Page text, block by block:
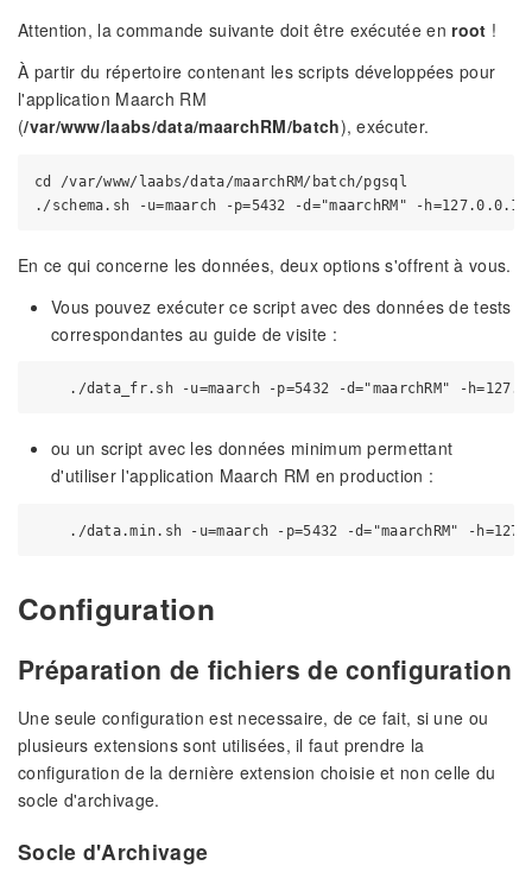
Attention, la commande suivante doit être exécutée enroot !
À partir du répertoire contenant les scripts développées pour
l'application Maarch RM
(/var/www/laabs/data/maarchRM/batch), exécuter.
cd /var/www/laabs/data/maarchRM/batch/pgsql
En ce qui concerne les données, deux options s'offrent à vous.
Vous pouvez exécuter ce script avec des données de tests
correspondantes au guide de visite :
ou un script avec les données minimum permettant
d'utiliser l'application Maarch RM en production :
Configuration
Préparation de fichiers de configuration
Une seule configuration est necessaire, de ce fait, si une ou
plusieurs extensions sont utilisées, il faut prendre la
configuration de la dernière extension choisie et non celle du
socle d'archivage.
Socle d'Archivage